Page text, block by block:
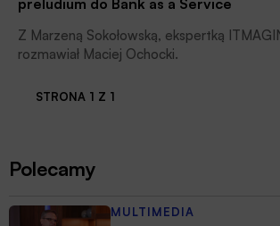
preludium do Bank as a Service
Z Marzeną Sokołowską, ekspertką
rozmawiał Maciej Ochocki.
STRONA 1 Z 1
Polecamy
MULTIMEDIA